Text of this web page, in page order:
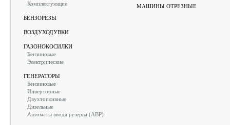
Комплектующие
БЕНЗОРЕЗЫ
ВОЗДУХОДУВКИ
ГАЗОНОКОСИЛКИ
Бензиновые
Электрические
ГЕНЕРАТОРЫ
Бензиновые
Инверторные
Двухтопливные
Дизельные
Автоматы ввода резерва (АВР)
МАШИНЫ ОТРЕЗНЫЕ